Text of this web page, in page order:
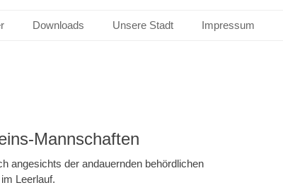
Downloads Unsere Stadt Impressum
Mannschaften
angesichts der andauernden behördlichen
Leerlauf.